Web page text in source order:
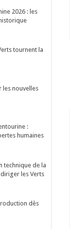
2026 : les
tournent la
les nouvelles
:
humaines
technique de la
les Verts
dès